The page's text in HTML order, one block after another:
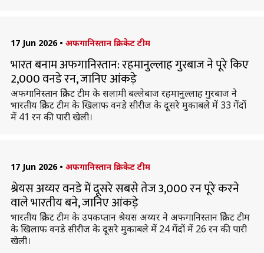
17 Jun 2026 • अफगानिस्तान क्रिकेट टीम
भारत बनाम अफगानिस्तान: रहमानुल्लाह गुरबाज ने पूरे किए
2,000 वनडे रन, जानिए आंकड़े
अफगानिस्तान क्रिकेट टीम के सलामी बल्लेबाज रहमानुल्लाह गुरबाज ने
भारतीय क्रिकेट टीम के खिलाफ वनडे सीरीज के दूसरे मुकाबले में 33 गेंदों
में 41 रन की पारी खेली।
17 Jun 2026 • अफगानिस्तान क्रिकेट टीम
श्रेयस अय्यर वनडे में दूसरे सबसे तेज 3,000 रन पूरे करने
वाले भारतीय बने, जानिए आंकड़े
भारतीय क्रिकेट टीम के उपकप्तान श्रेयस अय्यर ने अफगानिस्तान क्रिकेट टीम
के खिलाफ वनडे सीरीज के दूसरे मुकाबले में 24 गेंदों में 26 रन की पारी
खेली।